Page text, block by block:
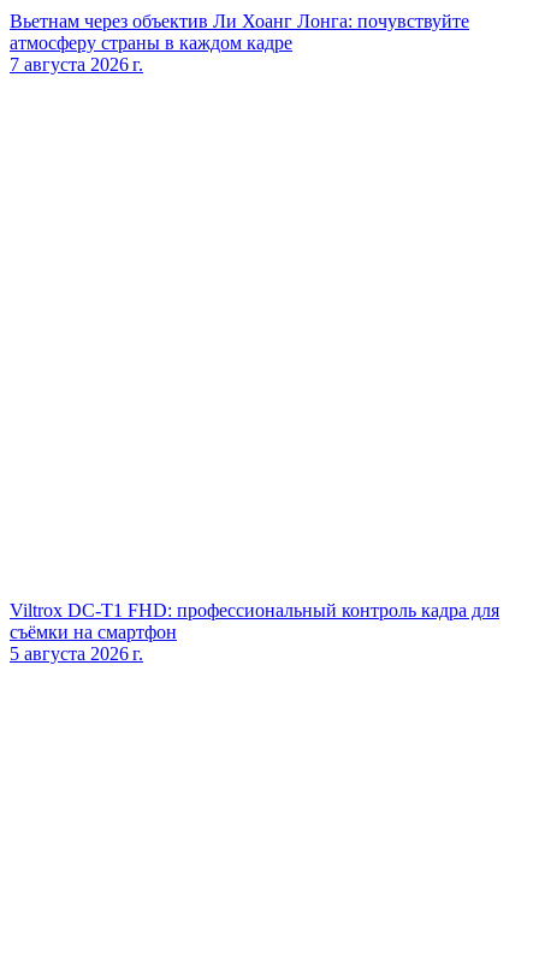
Вьетнам через объектив Ли Хоанг Лонга: почувствуйте
атмосферу страны в каждом кадре
7 августа 2026 г.
Viltrox DC‑T1 FHD: профессиональный контроль кадра для
съёмки на смартфон
5 августа 2026 г.